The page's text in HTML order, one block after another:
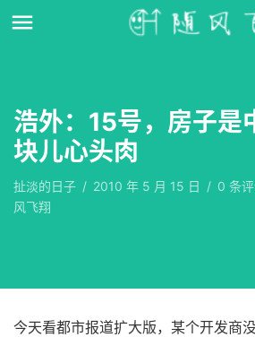
浩外：15号，房子是
块儿心头肉
扯淡的日子 / 2010 年 5 月 15 日 / 0 条
风飞翔
今天看都市报道扩大版，某个开发商